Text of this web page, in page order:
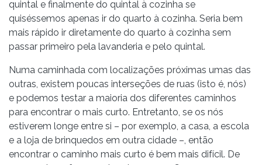
quintal e finalmente do quintal à cozinha se
quiséssemos apenas ir do quarto à cozinha. Seria bem
mais rápido ir diretamente do quarto à cozinha sem
passar primeiro pela lavanderia e pelo quintal.
Numa caminhada com localizações próximas umas das
outras, existem poucas interseções de ruas (isto é, nós)
e podemos testar a maioria dos diferentes caminhos
para encontrar o mais curto. Entretanto, se os nós
estiverem longe entre si – por exemplo, a casa, a escola
e a loja de brinquedos em outra cidade –, então
encontrar o caminho mais curto é bem mais difícil. De